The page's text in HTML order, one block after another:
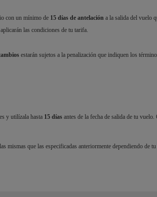
con un mínimo de 15 días de antelación a la salida del vuelo
las condiciones de tu tarifa.
estarán sujetos a la penalización que indiquen los
y utilízala hasta 15 días antes de la fecha de salida de tu
mismas que las especificadas anteriormente dependiendo de